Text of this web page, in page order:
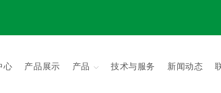
心 产品展示 产品 技术与服务 新闻动态